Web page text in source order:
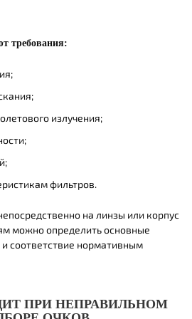
требования:
излучения;
фильтров.
на линзы или корпус
можно определить основные
соответствие нормативным
ПРИ НЕПРАВИЛЬНОМ